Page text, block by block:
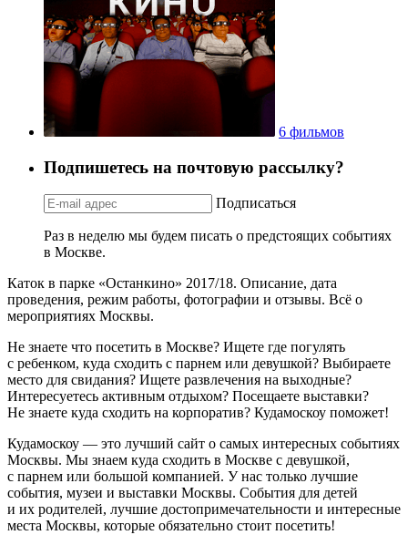
6 фильмов
Подпишетесь на почтовую рассылку?
Подписаться
Раз в неделю мы будем писать о предстоящих событиях
в Москве.
Каток в парке «Останкино» 2017/18. Описание, дата
проведения, режим работы, фотографии и отзывы. Всё о
мероприятиях Москвы.
Не знаете что посетить в Москве? Ищете где погулять
с ребенком, куда сходить с парнем или девушкой? Выбираете
место для свидания? Ищете развлечения на выходные?
Интересуетесь активным отдыхом? Посещаете выставки?
Не знаете куда сходить на корпоратив? Кудамоскоу поможет!
Кудамоскоу — это лучший сайт о самых интересных событиях
Москвы. Мы знаем куда сходить в Москве с девушкой,
с парнем или большой компанией. У нас только лучшие
события, музеи и выставки Москвы. События для детей
и их родителей, лучшие достопримечательности и интересные
места Москвы, которые обязательно стоит посетить!